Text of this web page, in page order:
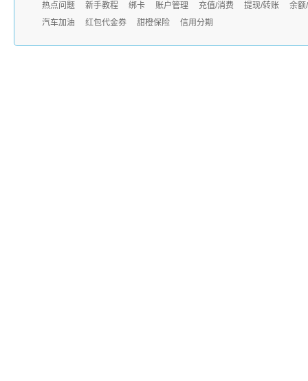
热点问题 新手教程 绑卡 账户管理 充值/消费 提现/转账
余额
汽车加油
红包代金券 甜橙保险 信用分期